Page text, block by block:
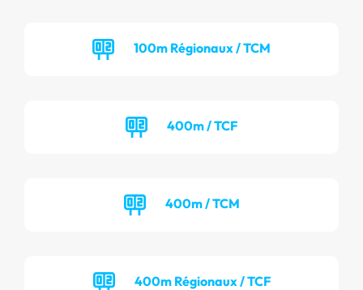
100m Régionaux / TCM
400m / TCF
400m / TCM
400m Régionaux / TCF